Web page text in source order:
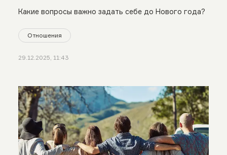
Какие вопросы важно задать себе до Нового года?
Отношения
29.12.2025, 11:43